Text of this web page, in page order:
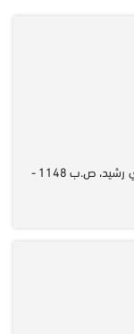
شارع 20 غشت، فيلا 2 مارس حي مولاي رشيد، ص.ب 1148 -